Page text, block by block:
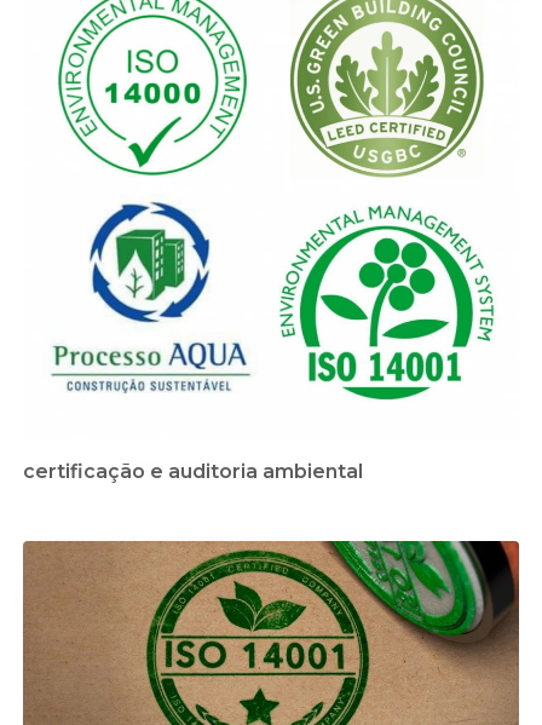
certificação e auditoria ambiental